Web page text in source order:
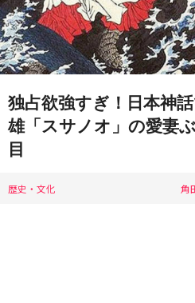
独占欲強すぎ！日本神
雄「スサノオ」の愛妻
目
歴史・文化 角